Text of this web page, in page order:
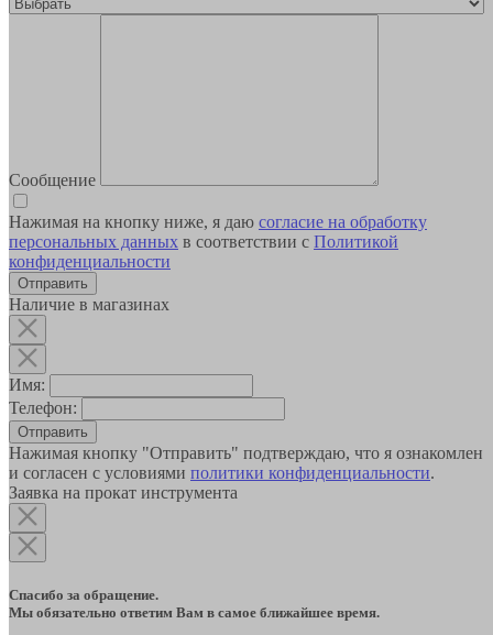
Сообщение
Нажимая на кнопку ниже, я даю согласие на обработку
персональных данных в соответствии с Политикой
конфиденциальности
Наличие в магазинах
Имя:
Телефон:
Отправить
Нажимая кнопку "Отправить" подтверждаю, что я ознакомлен
и согласен с условиями политики конфиденциальности.
Заявка на прокат инструмента
Спасибо за обращение.
Мы обязательно ответим Вам в самое ближайшее время.